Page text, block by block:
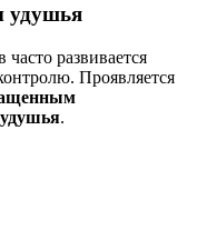
удушья
развивается
Проявляется
.